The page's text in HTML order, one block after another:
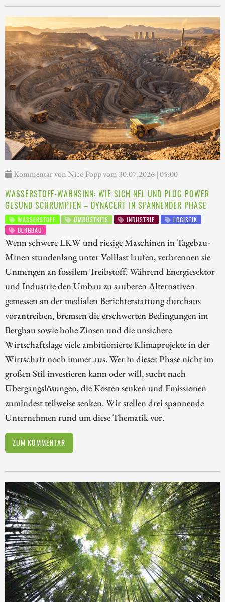
Kommentar von Nico Popp vom 30.07.2026 | 05:00
WASSERSTOFF-WAHNSINN: WIE SICH NEL UND PLUG POWER
GESUND SCHRUMPFEN – DYNACERT IN SPANNENDER PHASE
WASSERSTOFF UMRÜSTKITS INDUSTRIE
LOGISTIK
BERGBAU
Wenn schwere LKW und riesige Maschinen in Tagebau-
Minen stundenlang unter Volllast laufen, verbrennen sie
Unmengen an fossilem Treibstoff. Während Energiesektor
und Industrie den Umbau zu sauberen Alternativen
gemessen an der medialen Berichterstattung durchaus
vorantreiben, bremsen die erschwerten Bedingungen im
Bergbau sowie hohe Zinsen und die unsichere
Wirtschaftslage viele ambitionierte Klimaprojekte in der
Wirtschaft noch immer aus. Wer in dieser Phase nicht im
großen Stil investieren kann oder will, sucht nach
Übergangslösungen, die Kosten senken und Emissionen
zumindest teilweise senken. Wir stellen drei spannende
Unternehmen rund um diese Thematik vor.
ZUM KOMMENTAR